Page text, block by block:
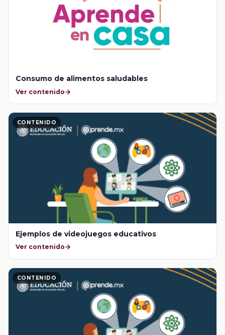
Consumo de alimentos saludables
Ver contenido
CONTENIDO
Ejemplos de videojuegos educativos
Ver contenido
CONTENIDO